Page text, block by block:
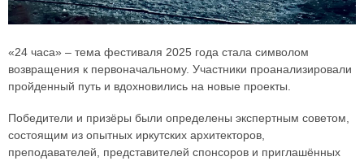
«24 часа» – тема фестиваля 2025 года стала символом
возвращения к первоначальному. Участники проанализировали
пройденный путь и вдохновились на новые проекты.
Победители и призёры были определены экспертным советом,
состоящим из опытных иркутских архитекторов,
преподавателей, представителей спонсоров и приглашённых